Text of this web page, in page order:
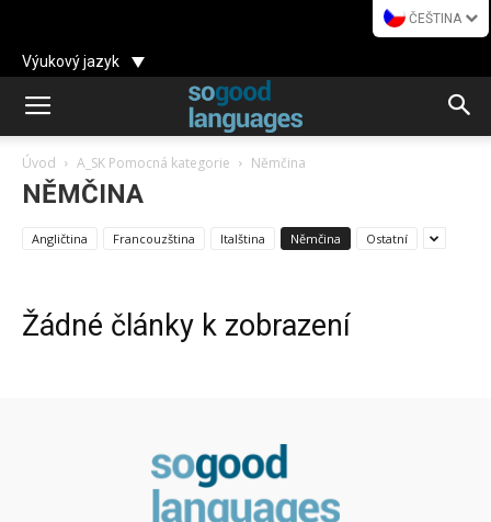
ČEŠTINA
Výukový jazyk
Úvod A_SK Pomocná kategorie Němčina
NĚMČINA
Angličtina Francouzština Italština Němčina Ostatní
Žádné články k zobrazení